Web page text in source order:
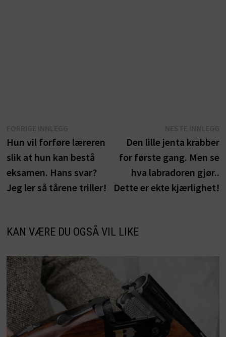
innlegg:
Hun vil forføre læreren
slik at hun kan bestå
eksamen. Hans svar?
Jeg ler så tårene triller!
Den lille jenta krabber
for første gang. Men se
hva labradoren gjør..
Dette er ekte kjærlighet!
KAN VÆRE DU OGSÅ VIL LIKE